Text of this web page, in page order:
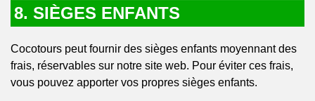
8. SIÈGES ENFANTS
Cocotours peut fournir des sièges enfants moyennant des
frais, réservables sur notre site web. Pour éviter ces frais,
vous pouvez apporter vos propres sièges enfants.